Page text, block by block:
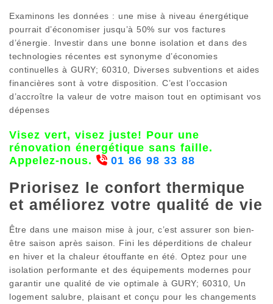
Examinons les données : une mise à niveau énergétique
pourrait d’économiser jusqu’à 50% sur vos factures
d’énergie. Investir dans une bonne isolation et dans des
technologies récentes est synonyme d’économies
continuelles à GURY; 60310, Diverses subventions et aides
financières sont à votre disposition. C’est l’occasion
d’accroître la valeur de votre maison tout en optimisant vos
dépenses
Visez vert, visez juste! Pour une
rénovation énergétique sans faille.
Appelez-nous.
01 86 98 33 88
Priorisez le confort thermique
et améliorez votre qualité de vie
Être dans une maison mise à jour, c’est assurer son bien-
être saison après saison. Fini les déperditions de chaleur
en hiver et la chaleur étouffante en été. Optez pour une
isolation performante et des équipements modernes pour
garantir une qualité de vie optimale à GURY; 60310, Un
logement salubre, plaisant et conçu pour les changements